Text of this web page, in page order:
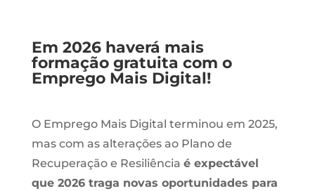
Em 2026 haverá mais
formação gratuita com o
Emprego Mais Digital!
O Emprego Mais Digital terminou em 2025,
mas com as alterações ao Plano de
Recuperação e Resiliência é expectável
que 2026 traga novas oportunidades para